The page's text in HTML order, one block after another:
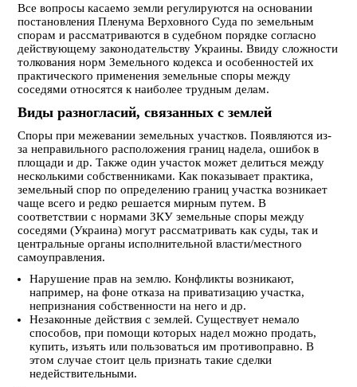
Все вопросы касаемо земли регулируются на основании
постановления Пленума Верховного Суда по земельным
спорам и рассматриваются в судебном порядке согласно
действующему законодательству Украины. Ввиду сложности
толкования норм Земельного кодекса и особенностей их
практического применения земельные споры между
соседями относятся к наиболее трудным делам.
Виды разногласий, связанных с землей
Споры при межевании земельных участков. Появляются из-
за неправильного расположения границ надела, ошибок в
площади и др. Также один участок может делиться между
несколькими собственниками. Как показывает практика,
земельный спор по определению границ участка возникает
чаще всего и редко решается мирным путем. В
соответствии с нормами ЗКУ земельные споры между
соседями (Украина) могут рассматривать как суды, так и
центральные органы исполнительной власти/местного
самоуправления.
Нарушение прав на землю. Конфликты возникают,
например, на фоне отказа на приватизацию участка,
непризнания собственности на него и др.
Незаконные действия с землей. Существует немало
способов, при помощи которых надел можно продать,
купить, изъять или пользоваться им противоправно. В
этом случае стоит цель признать такие сделки
недействительными.